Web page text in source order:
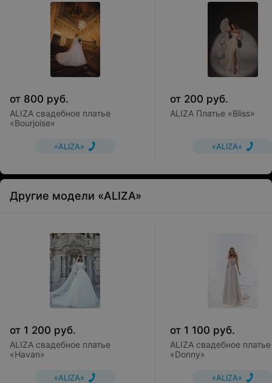
от 800 руб.
ALIZA свадебное платье
«Bourjoise»
«ALIZA»
от 200 руб.
ALIZA Платье «Bliss»
«ALIZA»
Другие модели «ALIZA»
от 1 200 руб.
ALIZA свадебное платье
«Havan»
«ALIZA»
от 1 100 руб.
ALIZA свадебное платье
«Donny»
«ALIZA»